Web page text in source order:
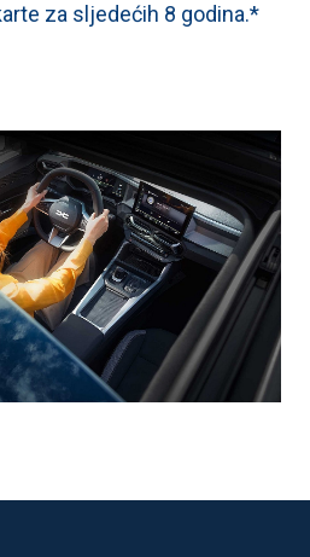
za sljedećih 8 godina.*